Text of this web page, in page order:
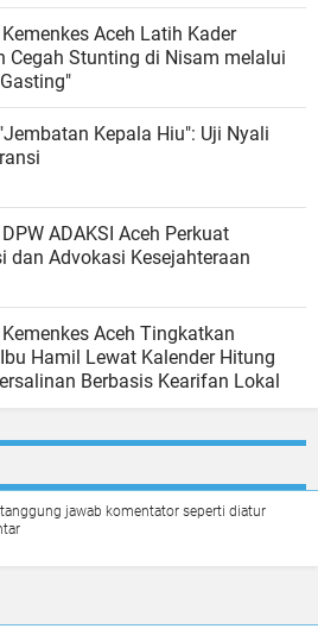
Aceh Latih Kader
Cegah Stunting di Nisam melalui
Kepala Hiu": Uji Nyali
ADAKSI Aceh Perkuat
dan Advokasi Kesejahteraan
Aceh Tingkatkan
Hamil Lewat Kalender Hitung
Berbasis Kearifan Lokal
jawab komentator seperti diatur